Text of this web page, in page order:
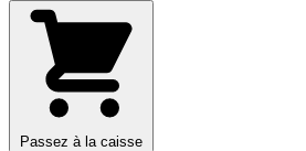
Passez à la caisse